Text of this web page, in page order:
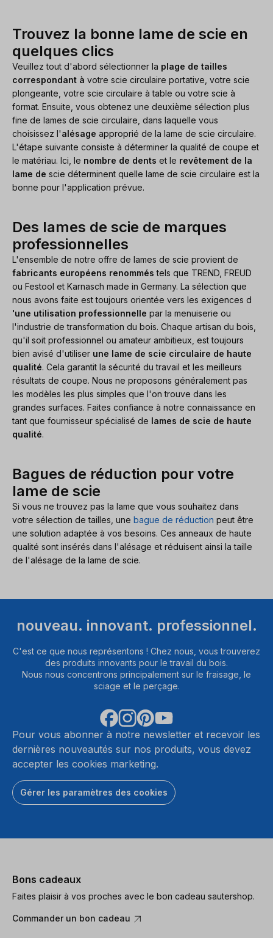
Trouvez la bonne lame de scie en
quelques clics
Veuillez tout d'abord sélectionner la plage de tailles
correspondant à votre scie circulaire portative, votre scie
plongeante, votre scie circulaire à table ou votre scie à
format. Ensuite, vous obtenez une deuxième sélection plus
fine de lames de scie circulaire, dans laquelle vous
choisissez l'alésage approprié de la lame de scie circulaire.
L'étape suivante consiste à déterminer la qualité de coupe et
le matériau. Ici, le nombre de dents et le revêtement de la
lame de scie déterminent quelle lame de scie circulaire est la
bonne pour l'application prévue.
Des lames de scie de marques
professionnelles
L'ensemble de notre offre de lames de scie provient de
fabricants européens renommés tels que TREND, FREUD
ou Festool et Karnasch made in Germany. La sélection que
nous avons faite est toujours orientée vers les exigences d
'une utilisation professionnelle par la menuiserie ou
l'industrie de transformation du bois. Chaque artisan du bois,
qu'il soit professionnel ou amateur ambitieux, est toujours
bien avisé d'utiliser une lame de scie circulaire de haute
qualité. Cela garantit la sécurité du travail et les meilleurs
résultats de coupe. Nous ne proposons généralement pas
les modèles les plus simples que l'on trouve dans les
grandes surfaces. Faites confiance à notre connaissance en
tant que fournisseur spécialisé de lames de scie de haute
qualité.
Bagues de réduction pour votre
lame de scie
Si vous ne trouvez pas la lame que vous souhaitez dans
votre sélection de tailles, une bague de réduction peut être
une solution adaptée à vos besoins. Ces anneaux de haute
qualité sont insérés dans l'alésage et réduisent ainsi la taille
de l'alésage de la lame de scie.
nouveau. innovant. professionnel.
C'est ce que nous représentons ! Chez nous, vous trouverez
des produits innovants pour le travail du bois.
Nous nous concentrons principalement sur le fraisage, le
sciage et le perçage.
Pour vous abonner à notre newsletter et recevoir les
dernières nouveautés sur nos produits, vous devez
accepter les cookies marketing.
Gérer les paramètres des cookies
Bons cadeaux
Faites plaisir à vos proches avec le bon cadeau sautershop.
Commander un bon cadeau